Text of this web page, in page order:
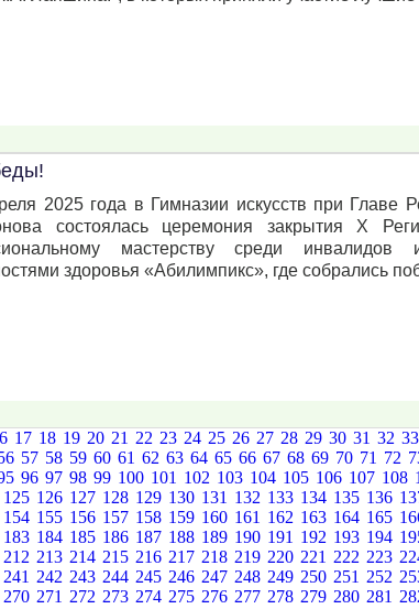
2025 года в Гимназии искусств при Главе
состоялась церемония закрытия Х
мастерству среди
здоровья «Абилимпикс», где собрались
17 18 19 20 21 22 23 24 25 26 27 28 29 30 31 32 33
57 58 59 60 61 62 63 64 65 66 67 68 69 70 71 72
96 97 98 99 100 101 102 103 104 105 106 107 108
125 126 127 128 129 130 131 132 133 134 135 136
154 155 156 157 158 159 160 161 162 163 164 165
183 184 185 186 187 188 189 190 191 192 193 194
212 213 214 215 216 217 218 219 220 221 222 223
241 242 243 244 245 246 247 248 249 250 251 252
270 271 272 273 274 275 276 277 278 279 280 281